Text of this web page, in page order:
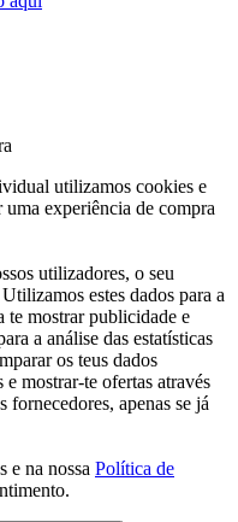
utilizamos cookies e
experiência de compra
utilizadores, o seu
estes dados para a
te mostrar publicidade e
a análise das estatísticas
os teus dados
mostrar-te ofertas através
fornecedores, apenas se já
e na nossa Política de